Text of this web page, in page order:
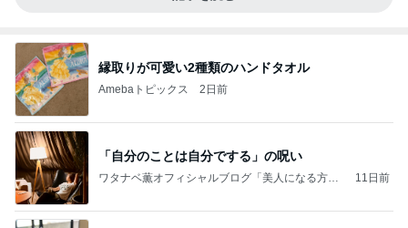
縁取りが可愛い2種類のハンドタオル
Amebaトピックス 2日前
「自分のことは自分でする」の呪い
ワタナベ薫オフィシャルブログ「美人になる方
11日前